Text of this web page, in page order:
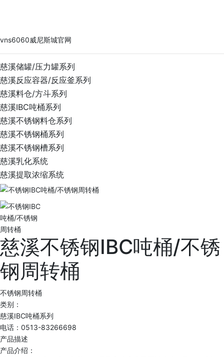
vns6060威尼斯城官网
慈溪储罐/压力罐系列
慈溪反应容器/反应釜系列
慈溪料仓/方斗系列
慈溪IBC吨桶系列
慈溪不锈钢料仓系列
慈溪不锈钢桶系列
慈溪不锈钢槽系列
慈溪乳化系统
慈溪提取浓缩系统
慈溪不锈钢IBC吨桶/不锈
钢周转桶
不锈钢周转桶
类别：
慈溪IBC吨桶系列
电话：0513-83266698
产品描述
产品介绍：